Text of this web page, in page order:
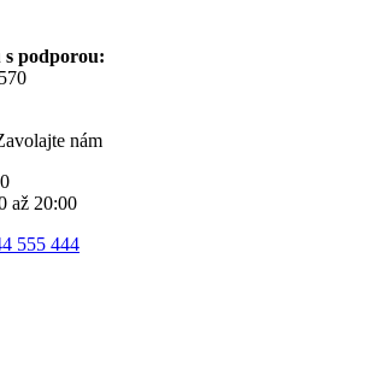
podporou:
nám
až 20:00
555 444